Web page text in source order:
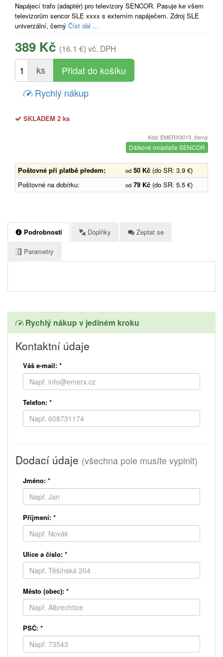
Napájecí trafo (adaptér) pro televizory SENCOR. Pasuje ke všem
televizorům sencor SLE xxxx s externím napáječem. Zdroj SLE
univerzální, černý Číst dál ...
389 Kč (16.1 €) vč. DPH
ks
Rychlý nákup
SKLADEM 2 ks
Kód: EMERX3015_černý
Dálkové ovladače SENCOR
Poštovné při platbě předem: od 50 Kč (do SR: 3.9 €)
Poštovné na dobírku:
od 79 Kč (do SR: 5.5 €)
Podrobnosti Doplňky Zeptat se
Parametry
Rychlý nákup v jediném kroku
Kontaktní údaje
Váš e-mail: *
Telefon: *
Dodací údaje (všechna pole musíte vyplnit)
Jméno: *
Příjmení: *
Ulice a číslo: *
Město (obec): *
PSČ: *